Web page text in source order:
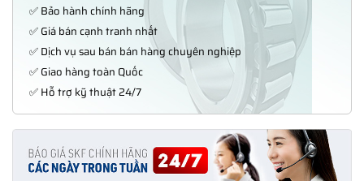
✅ Bảo hành chính hãng
✅ Giá bán cạnh tranh nhất
✅ Dịch vụ sau bán bán hàng chuyên nghiệp
✅ Giao hàng toàn Quốc
✅ Hỗ trợ kỹ thuật 24/7